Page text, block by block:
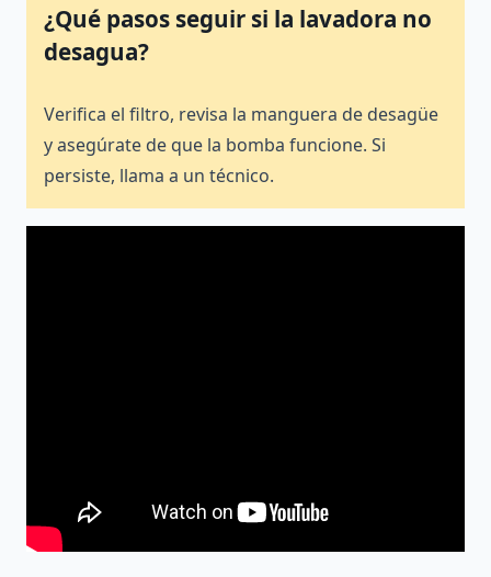
¿Qué pasos seguir si la lavadora no
desagua?
Verifica el filtro, revisa la manguera de desagüe
y asegúrate de que la bomba funcione. Si
persiste, llama a un técnico.